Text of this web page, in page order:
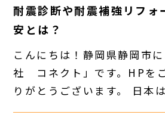
耐震診断や耐震補強リフォ
安とは？
こんにちは！静岡県静岡市
社 コネクト」です。HPを
りがとうございます。 日本